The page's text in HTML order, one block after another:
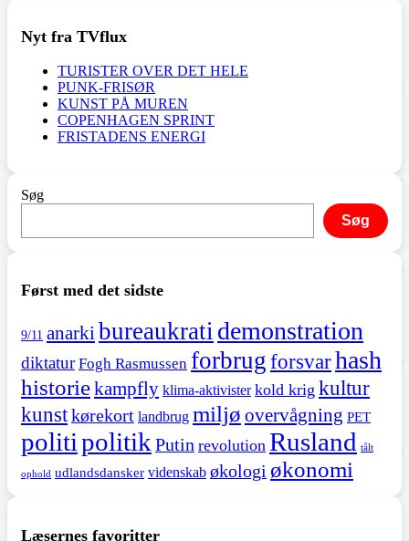
Nyt fra TVflux
TURISTER OVER DET HELE
PUNK-FRISØR
KUNST PÅ MUREN
COPENHAGEN SPRINT
FRISTADENS ENERGI
Søg
Søg
Først med det sidste
9/11 anarki bureaukrati demonstration
diktatur Fogh Rasmussen forbrugforsvarhash
historiekampfly klima-aktivister kold krig kultur
kunstkørekort landbrug miljø overvågning PET
politipolitik Putin revolution Rusland tålt
ophold udlandsdansker videnskab økologi økonomi
Læsernes favoritter